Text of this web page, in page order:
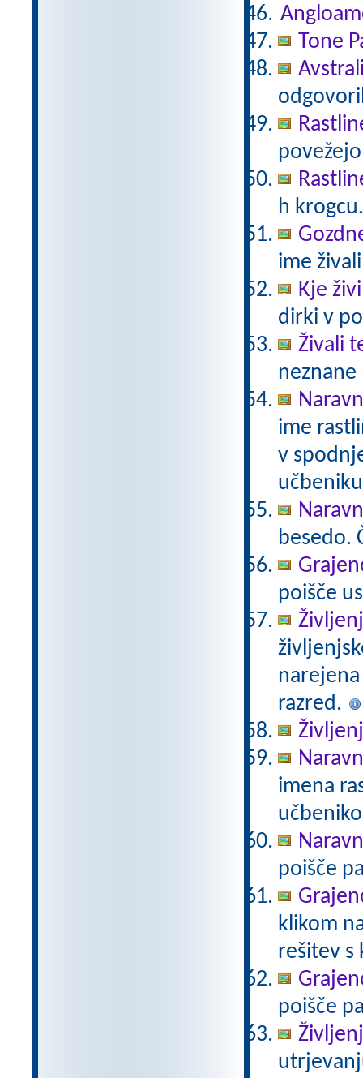
Tone
h krogcu.
ime
Kje
dirki v
Živali
neznane
ime
v
besedo.
poišče
razred.
imena
poišče
klikom
rešitev s
poišče